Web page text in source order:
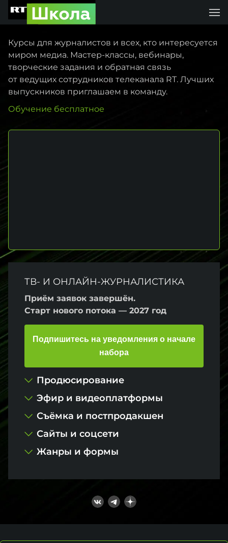
Онлайн-школа
Введение
Курсы для журналистов и всех, кто интересуется
миром медиа. Мастер-классы, вебинары,
творческие задания и обратная связь
от ведущих сотрудников телеканала RT. Лучших
выпускников приглашаем в команду.
Обучение бесплатное
Курсы
ТВ- И ОНЛАЙН-ЖУРНАЛИСТИКА
Приём заявок завершён.
Старт нового потока — 2027 год
Подпишитесь на уведомления о начале
набора
Продюсирование
Эфир и видеоплатформы
Съёмка и постпродакшен
Сайты и соцсети
Жанры и формы